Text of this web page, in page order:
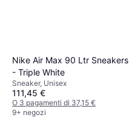
Nike Air Max 90 Ltr Sneakers
- Triple White
Sneaker, Unisex
111,45 €
O 3 pagamenti di 37,15 €
9+ negozi